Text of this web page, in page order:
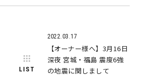
LIST
2022.03.17
【オーナー様へ】3月16日
深夜 宮城・福島 震度6強
の地震に関しまして